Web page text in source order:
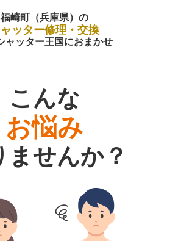
福崎町（兵庫県）の
ッター修理・交換
ャッター王国におまかせ
こんな
お悩み
ませんか？